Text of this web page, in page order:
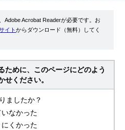
Adobe Acrobat Readerが必要です。お
イトからダウンロード（無料）してく
ために、このページにどのよう
せください。
ましたか？
なかった
くかった